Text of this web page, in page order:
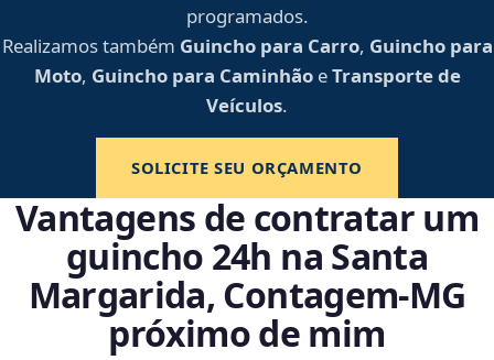
programados.
Realizamos também Guincho para Carro, Guincho para
Moto, Guincho para CaminhãoeTransporte de
Veículos.
SOLICITE SEU ORÇAMENTO
Vantagens de contratar um
guincho 24h na Santa
Margarida, Contagem‑MG
próximo de mim